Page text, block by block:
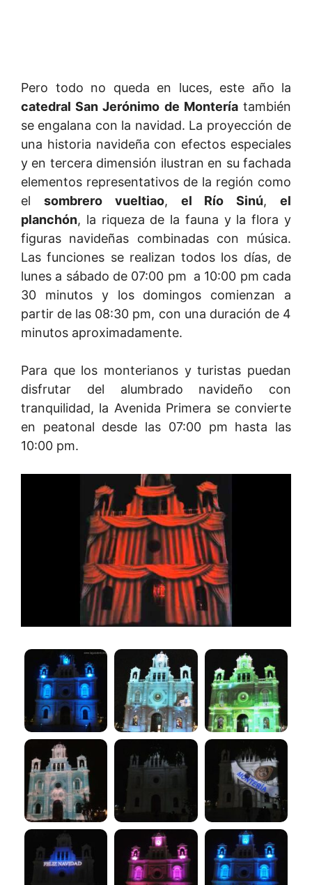
Pero todo no queda en luces, este año la
catedral San Jerónimo de Monteríatambién
se engalana con la navidad. La proyección de
una historia navideña con efectos especiales
y en tercera dimensión ilustran en su fachada
elementos representativos de la región como
el sombrero vueltiao, el Río Sinú,el
planchón, la riqueza de la fauna y la flora y
figuras navideñas combinadas con música.
Las funciones se realizan todos los días, de
lunes a sábado de 07:00 pm a 10:00 pm cada
30 minutos y los domingos comienzan a
partir de las 08:30 pm, con una duración de 4
minutos aproximadamente.
Para que los monterianos y turistas puedan
disfrutar del alumbrado navideño con
tranquilidad, la Avenida Primera se convierte
en peatonal desde las 07:00 pm hasta las
10:00 pm.